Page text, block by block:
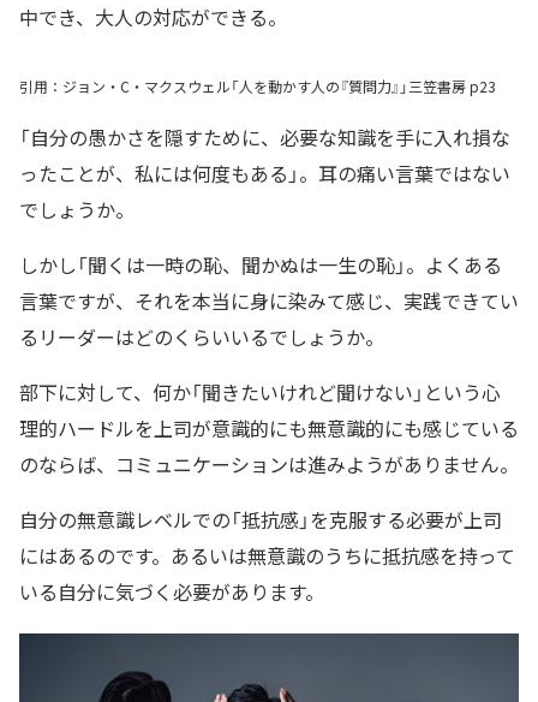
中でき、大人の対応ができる。
引用：ジョン・C・マクスウェル「人を動かす人の『質問力』」三笠書房 p23
「自分の愚かさを隠すために、必要な知識を手に入れ損な
ったことが、私には何度もある」。耳の痛い言葉ではない
でしょうか。
しかし「聞くは一時の恥、聞かぬは一生の恥」。よくある
言葉ですが、それを本当に身に染みて感じ、実践できてい
るリーダーはどのくらいいるでしょうか。
部下に対して、何か「聞きたいけれど聞けない」という心
理的ハードルを上司が意識的にも無意識的にも感じている
のならば、コミュニケーションは進みようがありません。
自分の無意識レベルでの「抵抗感」を克服する必要が上司
にはあるのです。あるいは無意識のうちに抵抗感を持って
いる自分に気づく必要があります。